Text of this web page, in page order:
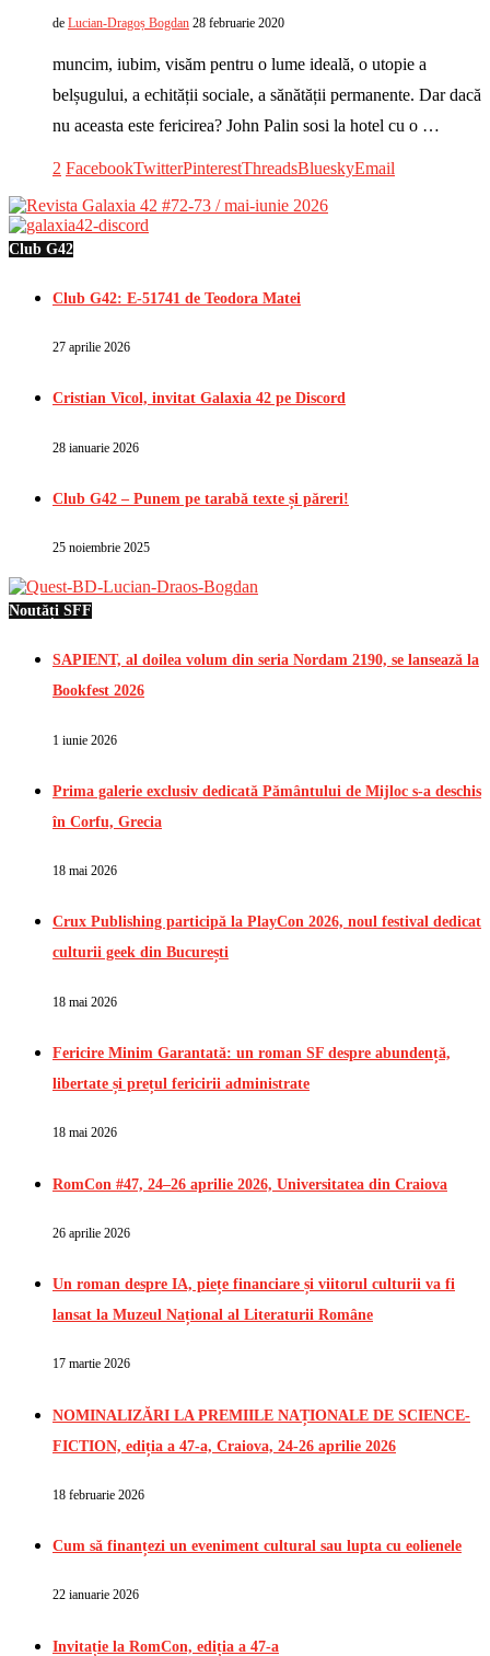
de Lucian-Dragoș Bogdan 28 februarie 2020
muncim, iubim, visăm pentru o lume ideală, o utopie a
belșugului, a echității sociale, a sănătății permanente. Dar dacă
nu aceasta este fericirea? John Palin sosi la hotel cu o …
2 FacebookTwitterPinterestThreadsBlueskyEmail
Club G42
Club G42: E-51741 de Teodora Matei
27 aprilie 2026
Cristian Vicol, invitat Galaxia 42 pe Discord
28 ianuarie 2026
Club G42 – Punem pe tarabă texte și păreri!
25 noiembrie 2025
Noutăți SFF
SAPIENT, al doilea volum din seria Nordam 2190, se lansează la
Bookfest 2026
1 iunie 2026
Prima galerie exclusiv dedicată Pământului de Mijloc s-a deschis
în Corfu, Grecia
18 mai 2026
Crux Publishing participă la PlayCon 2026, noul festival dedicat
culturii geek din București
18 mai 2026
Fericire Minim Garantată: un roman SF despre abundență,
libertate și prețul fericirii administrate
18 mai 2026
RomCon #47, 24–26 aprilie 2026, Universitatea din Craiova
26 aprilie 2026
Un roman despre IA, piețe financiare și viitorul culturii va fi
lansat la Muzeul Național al Literaturii Române
17 martie 2026
NOMINALIZĂRI LA PREMIILE NAȚIONALE DE SCIENCE-
FICTION, ediția a 47-a, Craiova, 24-26 aprilie 2026
18 februarie 2026
Cum să finanțezi un eveniment cultural sau lupta cu eolienele
22 ianuarie 2026
Invitație la RomCon, ediția a 47-a